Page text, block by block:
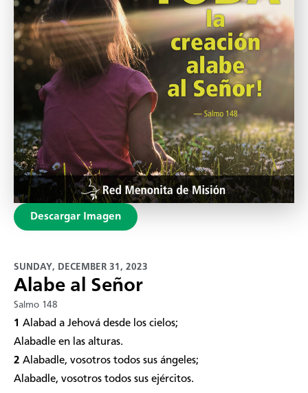
Descargar Imagen
SUNDAY, DECEMBER 31, 2023
Alabe al Señor
Salmo 148
1 Alabad a Jehová desde los cielos;
Alabadle en las alturas.
2 Alabadle, vosotros todos sus ángeles;
Alabadle, vosotros todos sus ejércitos.